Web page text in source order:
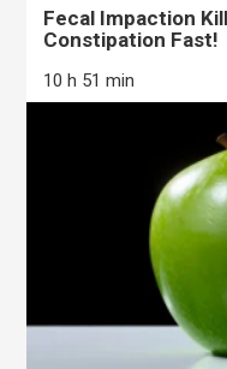
Fecal Impaction
Constipation Fast!
10 h 51 min